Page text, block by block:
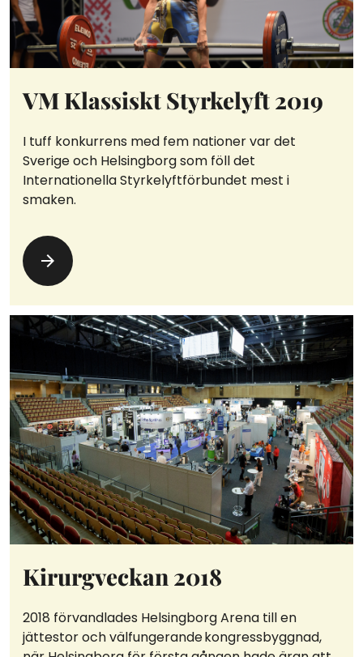
VM Klassiskt Styrkelyft 2019
I tuff konkurrens med fem nationer var det
Sverige och Helsingborg som föll det
Internationella Styrkelyftförbundet mest i
smaken.
Kirurgveckan 2018
2018 förvandlades Helsingborg Arena till en
jättestor och välfungerande kongressbyggnad,